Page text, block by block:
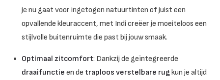
je nu gaat voor ingetogen natuurtinten of juist een
opvallende kleuraccent, met Indi creëer je moeiteloos een
stijlvolle buitenruimte die past bij jouw smaak.
Optimaal zitcomfort: Dankzij de geïntegreerde
draaifunctie en de traploos verstelbare rugkun je altijd